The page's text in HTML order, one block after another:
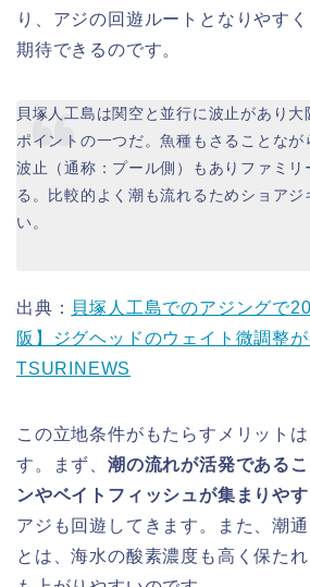
り、アジの回遊ルートとなりやす
期待できるのです。
貝塚人工島は関空と並行に波止があり
ポイントの一つだ。魚種もさることなが
波止（通称：プール側）もありファミリ
る。比較的よく潮も流れるためショア
い。
出典： 貝塚人工島でのアジングで
阪】ジグヘッドのウェイト微調整が
TSURINEWS
この立地条件がもたらすメリット
す。まず、 潮の流れが活発である
ンやベイトフィッシュが集まりやす
アジも回遊してきます。また、潮
とは、海水の酸素濃度も高く保た